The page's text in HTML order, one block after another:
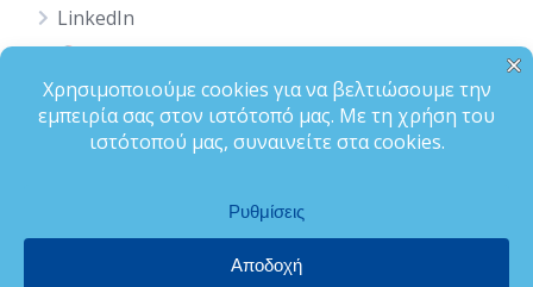
LinkedIn
Ολοκλήρωση Προφίλ
Bizfinder is a Brand by Osolvo Ltd